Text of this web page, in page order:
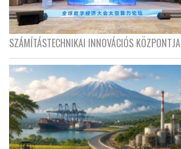
SZÁMÍTÁSTECHNIKAI INNOVÁCIÓS KÖZPONTJA